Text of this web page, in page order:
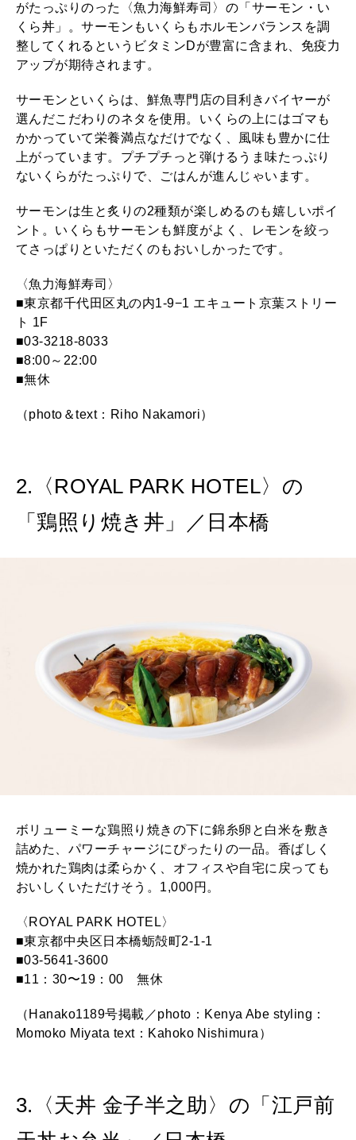
がたっぷりのった〈魚力海鮮寿司〉の「サーモン・い
くら丼」。サーモンもいくらもホルモンバランスを調
整してくれるというビタミンDが豊富に含まれ、免疫力
アップが期待されます。
サーモンといくらは、鮮魚専門店の目利きバイヤーが
選んだこだわりのネタを使用。いくらの上にはゴマも
かかっていて栄養満点なだけでなく、風味も豊かに仕
上がっています。プチプチっと弾けるうま味たっぷり
ないくらがたっぷりで、ごはんが進んじゃいます。
サーモンは生と炙りの2種類が楽しめるのも嬉しいポイ
ント。いくらもサーモンも鮮度がよく、レモンを絞っ
てさっぱりといただくのもおいしかったです。
〈魚力海鮮寿司〉
■東京都千代田区丸の内1-9−1 エキュート京葉ストリー
ト 1F
■03-3218-8033
■8:00～22:00
■無休
（photo＆text：Riho Nakamori）
2.〈ROYAL PARK HOTEL〉の
「鶏照り焼き丼」／日本橋
ボリューミーな鶏照り焼きの下に錦糸卵と白米を敷き
詰めた、パワーチャージにぴったりの一品。香ばしく
焼かれた鶏肉は柔らかく、オフィスや自宅に戻っても
おいしくいただけそう。1,000円。
〈ROYAL PARK HOTEL〉
■東京都中央区日本橋蛎殻町2-1-1
■03-5641-3600
■11：30〜19：00 無休
（Hanako1189号掲載／photo：Kenya Abe styling：
Momoko Miyata text：Kahoko Nishimura）
3.〈天丼 金子半之助〉の「江戸前